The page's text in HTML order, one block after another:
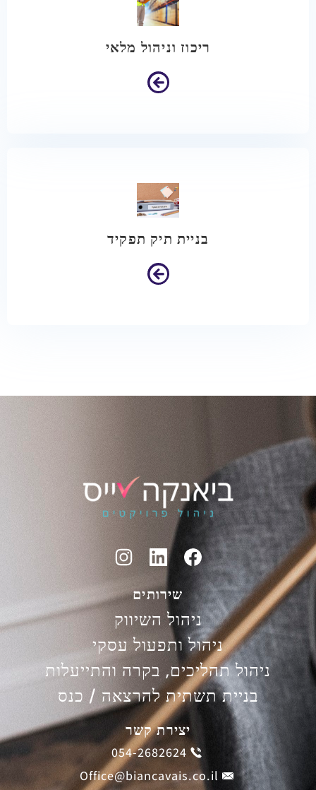
ריכוז וניהול מלאי
בניית תיק תפקיד
שירותים
ניהול השיווק
ניהול ותפעול עסקי
ניהול תהליכים, בקרה והתייעלות
בניית תשתית להרצאה / כנס
יצירת קשר
054-2682624
Office@biancavais.co.il